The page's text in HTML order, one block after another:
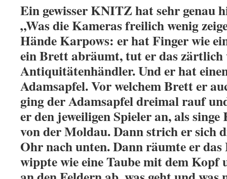
Ein gewisser KNITZ hat sehr genau
„Was die Kameras freilich wenig
Hände Karpows: er hat Finger wie
ein Brett abräumt, tut er das zärtlich
Antiquitätenhändler. Und er hat
Adamsapfel. Vor welchem Brett er
ging der Adamsapfel dreimal rauf
er den jeweiligen Spieler an, als
von der Moldau. Dann strich er sich
Ohr nach unten. Dann räumte er
wippte wie eine Taube mit dem Kopf